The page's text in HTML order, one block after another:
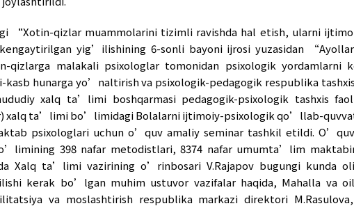
xotin-qizlar va erkaklarning tengligini
bo’yicha amalga oshirilgan ishlar ahvoli;
kasb-hunarga yo’naltirish va psixologik-
shulardan 5 ta shtat birligi vakant. Ishlayotgan 48
23 nafar ayol xodilardan 20 (86 %) nafari oliy
xotin-qizlar va erkaklar uchun teng huquq
darajasini va xabardorligini oshirish
tashkiloti bilan “Gender tenglikni